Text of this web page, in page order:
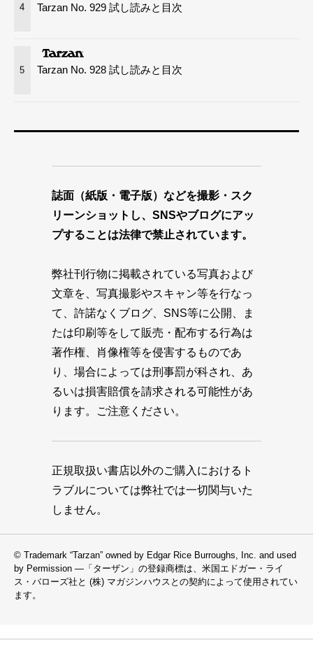
4 Tarzan No. 929 試し読みと目次
5 Tarzan No. 928 試し読みと目次
誌面（紙版・電子版）などを撮影・スク
リーンショットし、SNSやブログにアッ
プすることは法律で禁止されています。
弊社刊行物に掲載されている写真および
文章を、写真撮影やスキャン等を行なっ
て、許諾なくブログ、SNS等に公開、ま
たは印刷等をして販売・配布する行為は
著作権、肖像権等を侵害するものであ
り、場合によっては刑事罰が科され、あ
るいは損害賠償を請求される可能性があ
ります。ご注意ください。
正規取扱い書店以外のご購入におけるト
ラブルについては弊社では一切関与いた
しません。
© Trademark “Tarzan” owned by Edgar Rice Burroughs, Inc. and used
by Permission —「ターザン」の登録商標は、米国エドガー・ライ
ス・バローズ社と (株) マガジンハウスとの契約によって使用されてい
ます。